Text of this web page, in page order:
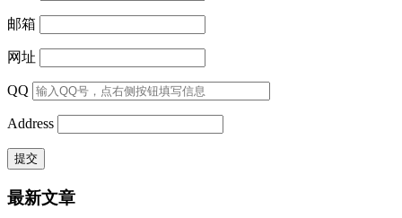
邮箱
网址
QQ
Address
最新文章